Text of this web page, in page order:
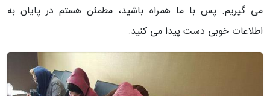
می گیریم. پس با ما همراه باشید، مطمئن هستم در پایان به
اطلاعات خوبی دست پیدا می کنید.